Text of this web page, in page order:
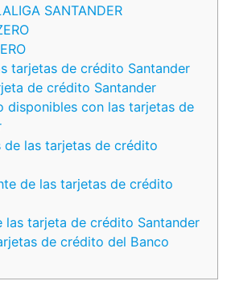
SANTANDER
tarjetas de crédito Santander
de crédito Santander
disponibles con las tarjetas de
de las tarjetas de crédito
de las tarjetas de crédito
las tarjeta de crédito Santander
de crédito del Banco